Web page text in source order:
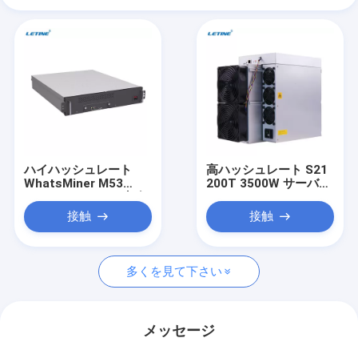
ハイハッシュレート
WhatsMiner M53
ASICサーバー
接触
高ハッシュレート S21
200T 3500W サーバー
335T 16W/T 低電力コ
スト
接触
多くを見て下さい
メッセージ